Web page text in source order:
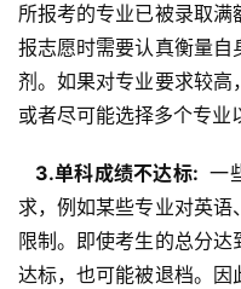
所报考的专业已被录取
报志愿时需要认真衡量自
剂。如果对专业要求较高
或者尽可能选择多个专业
  3.单科成绩不达标:
一
求，例如某些专业对英
限制。即使考生的总分
达标，也可能被退档。